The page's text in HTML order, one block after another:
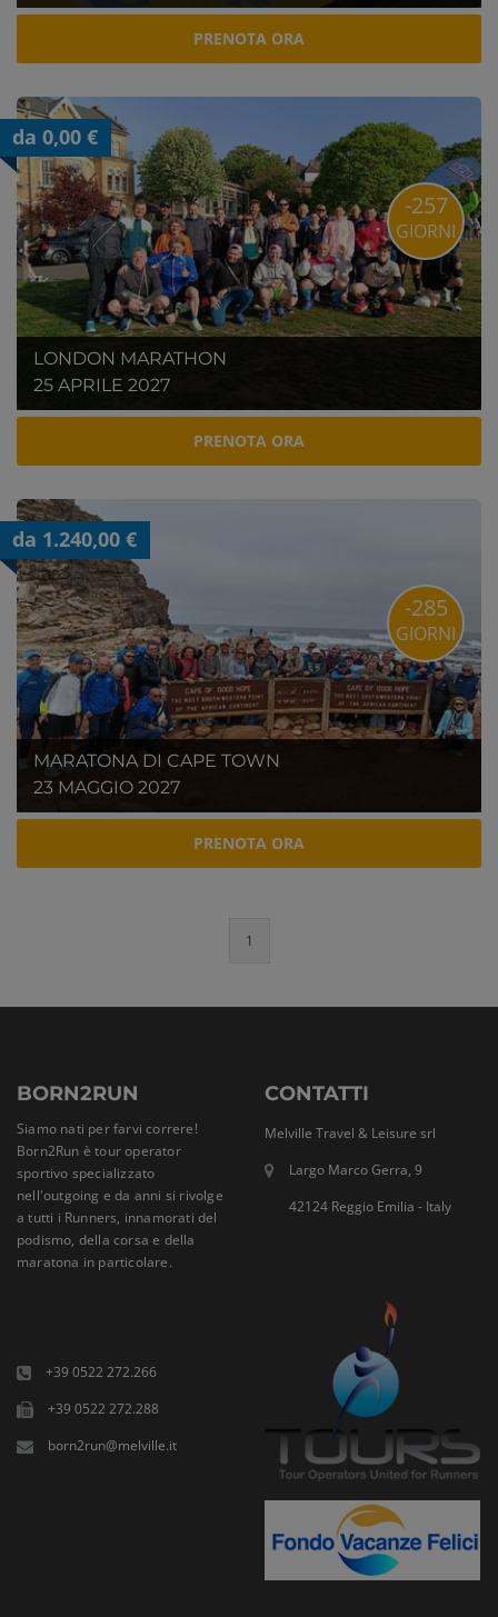
PRENOTA ORA
da 0,00 €
LONDON MARATHON
25 APRILE 2027
-257
GIORNI
PRENOTA ORA
da 1.240,00 €
MARATONA DI CAPE TOWN
23 MAGGIO 2027
-285
GIORNI
PRENOTA ORA
1
BORN2RUN
Siamo nati per farvi correre!
Born2Run è tour operator
sportivo specializzato
nell'outgoing e da anni si rivolge
a tutti i Runners, innamorati del
podismo, della corsa e della
maratona in particolare.
CONTATTI
Melville Travel & Leisure srl
Largo Marco Gerra, 9
42124 Reggio Emilia - Italy
+39 0522 272.266
+39 0522 272.288
born2run@melville.it